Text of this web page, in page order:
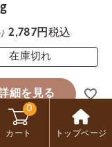
2,787 税込
在庫切れ
細を見る
0
カート トップページ